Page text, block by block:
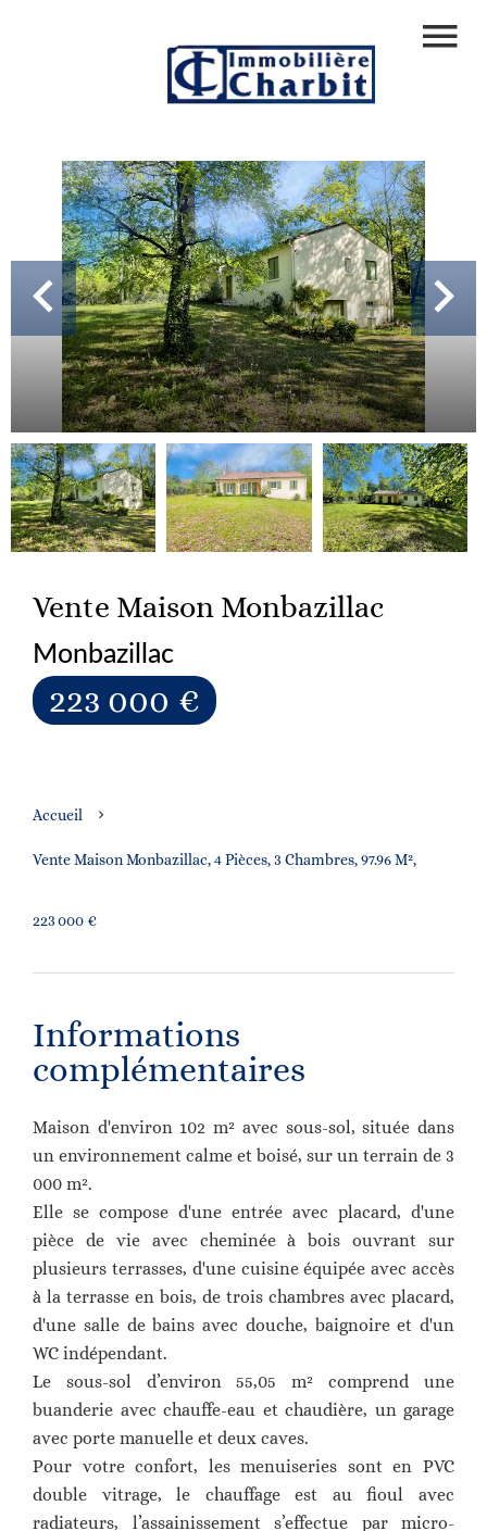
Vente Maison Monbazillac
Monbazillac
223 000 €
Accueil
Vente Maison Monbazillac, 4 Pièces, 3 Chambres, 97.96 M²,
223 000 €
Informations
complémentaires
Maison d'environ 102 m² avec sous-sol, située dans
un environnement calme et boisé, sur un terrain de 3
000 m².
Elle se compose d'une entrée avec placard, d'une
pièce de vie avec cheminée à bois ouvrant sur
plusieurs terrasses, d'une cuisine équipée avec accès
à la terrasse en bois, de trois chambres avec placard,
d'une salle de bains avec douche, baignoire et d'un
WC indépendant.
Le sous-sol d’environ 55,05 m² comprend une
buanderie avec chauffe-eau et chaudière, un garage
avec porte manuelle et deux caves.
Pour votre confort, les menuiseries sont en PVC
double vitrage, le chauffage est au fioul avec
radiateurs, l’assainissement s’effectue par micro-